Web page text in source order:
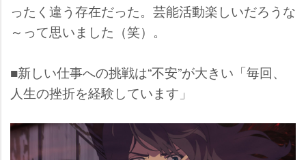
ったく違う存在だった。芸能活動楽しいだろうな
～って思いました（笑）。
■新しい仕事への挑戦は“不安”が大きい「毎回、
人生の挫折を経験しています」